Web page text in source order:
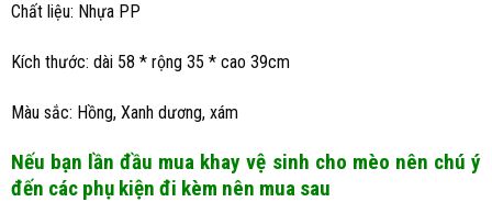
Chất liệu: Nhựa PP
Kích thước: dài 58 * rộng 35 * cao 39cm
Màu sắc: Hồng, Xanh dương, xám
Nếu bạn lần đầu mua khay vệ sinh cho mèo nên chú ý
đến các phụ kiện đi kèm nên mua sau